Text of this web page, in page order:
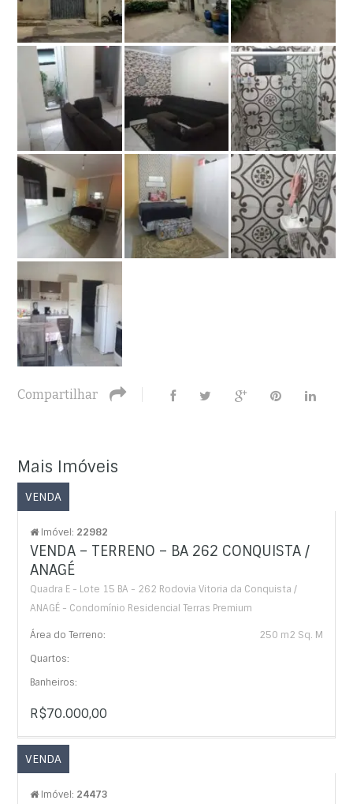
Compartilhar
Mais Imóveis
VENDA
Imóvel: 22982
VENDA – TERRENO – BA 262 CONQUISTA /
ANAGÉ
Quadra E - Lote 15 BA - 262 Rodovia Vitoria da Conquista /
ANAGÉ - Condomínio Residencial Terras Premium
Área do Terreno:
250 m2 Sq. M
Quartos:
Banheiros:
R$70.000,00
VENDA
Imóvel: 24473